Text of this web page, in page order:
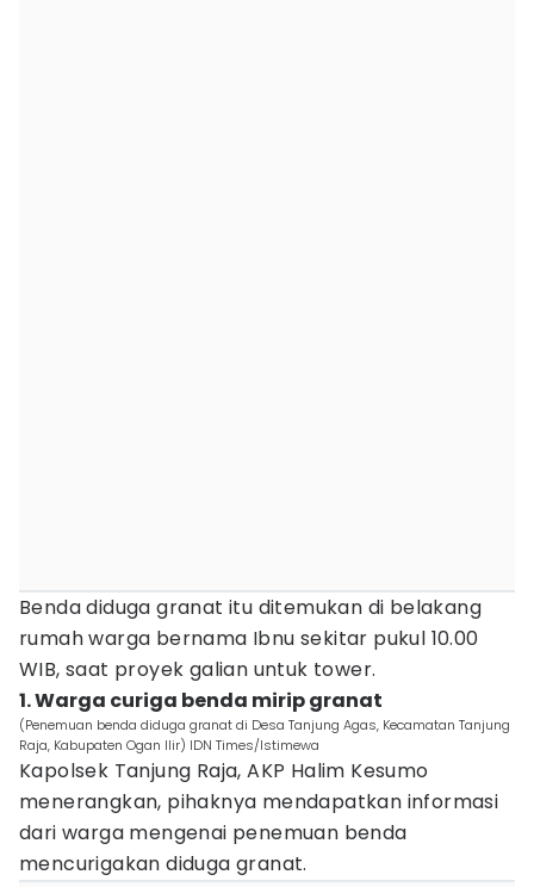
Benda diduga granat itu ditemukan di belakang
rumah warga bernama Ibnu sekitar pukul 10.00
WIB, saat proyek galian untuk tower.
1. Warga curiga benda mirip granat
(Penemuan benda diduga granat di Desa Tanjung Agas, Kecamatan Tanjung
Raja, Kabupaten Ogan Ilir) IDN Times/Istimewa
Kapolsek Tanjung Raja, AKP Halim Kesumo
menerangkan, pihaknya mendapatkan informasi
dari warga mengenai penemuan benda
mencurigakan diduga granat.